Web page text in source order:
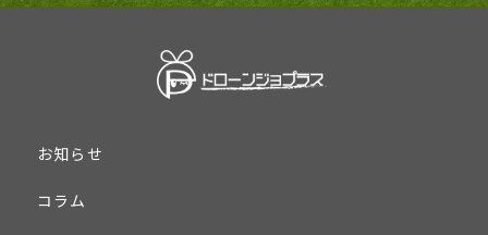
お知らせ
コラム